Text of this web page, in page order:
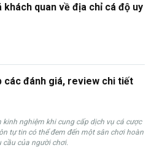
khách quan về địa chỉ cá độ uy
các đánh giá, review chi tiết
nghiệm khi cung cấp dịch vụ cá cược
tự tin có thể đem đến một sân chơi hoàn
cầu của người chơi.